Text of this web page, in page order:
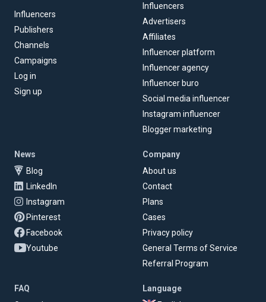
Influencers
Publishers
Channels
Campaigns
Log in
Sign up
Influencers
Advertisers
Affiliates
Influencer platform
Influencer agency
Influencer buro
Social media influencer
Instagram influencer
Blogger marketing
News
Blog
LinkedIn
Instagram
Pinterest
Facebook
Youtube
Company
About us
Contact
Plans
Cases
Privacy policy
General Terms of Service
Referral Program
FAQ
Language